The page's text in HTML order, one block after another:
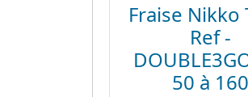
Fraise Nikko
Ref -
50 à 160